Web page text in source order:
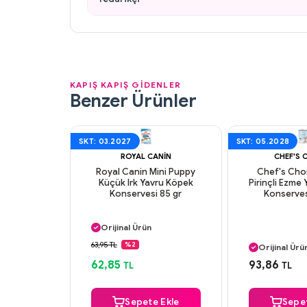
KAPIŞ KAPIŞ GİDENLER
Benzer Ürünler
SKT: 03.2027
ROYAL CANIN
Royal Canin Mini Puppy
Küçük Irk Yavru Köpek
Konservesi 85 gr
Orijinal Ürün
Güvenli Ödeme
63,95 TL %2
62,85 TL
Sepete Ekle
SKT: 05.2028
CHEF'S
Chef's
Pirinçli Ezme
Orijinal
Güvenli
93,86 TL